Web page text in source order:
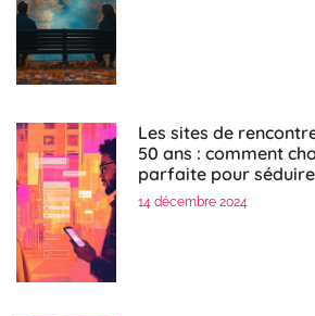
Les sites de
50 ans : comment
parfaite pour séduire
14 décembre 2024